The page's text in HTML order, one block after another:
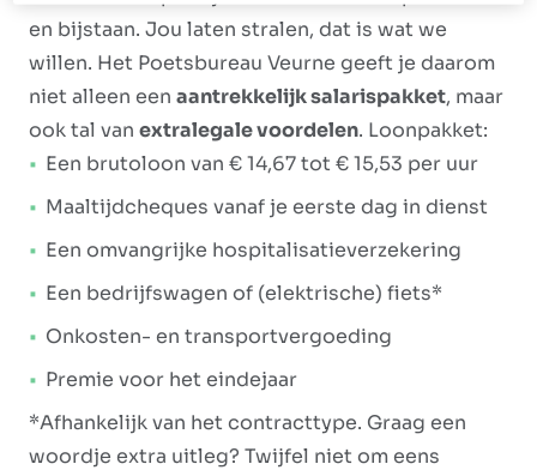
en bijstaan. Jou laten stralen, dat is wat we
willen. Het Poetsbureau Veurne geeft je daarom
niet alleen een aantrekkelijk salarispakket, maar
ook tal van extralegale voordelen. Loonpakket:
Een brutoloon van € 14,67 tot € 15,53 per uur
Maaltijdcheques vanaf je eerste dag in dienst
Een omvangrijke hospitalisatieverzekering
Een bedrijfswagen of (elektrische) fiets*
Onkosten- en transportvergoeding
Premie voor het eindejaar
*Afhankelijk van het contracttype. Graag een
woordje extra uitleg? Twijfel niet om eens